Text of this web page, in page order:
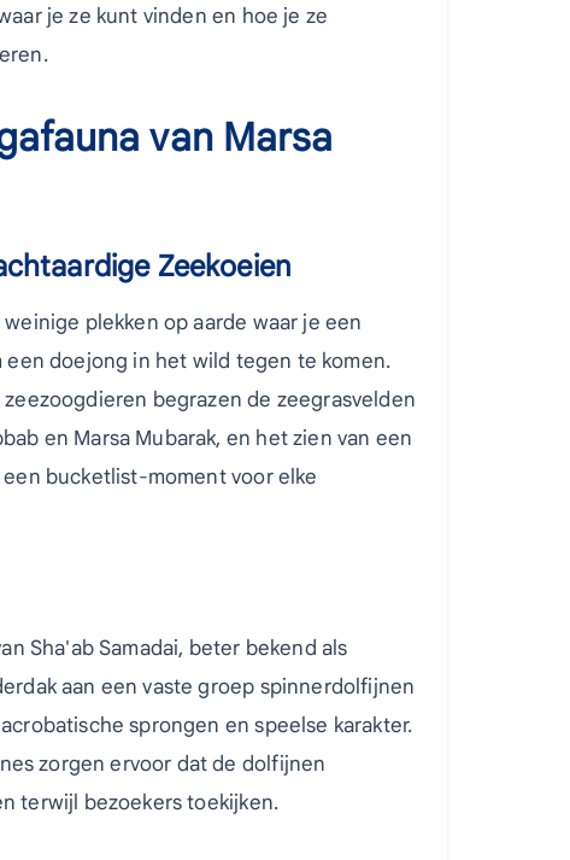
je ze kunt vinden en hoe je ze
van Marsa
Zeekoeien
weinige plekken op aarde waar je een
een doejong in het wild tegen te komen.
begrazen de zeegrasvelden
en Marsa Mubarak, en het zien van een
bucketlist-moment voor elke
Sha'ab Samadai, beter bekend als
aan een vaste groep spinnerdolfijnen
sprongen en speelse karakter.
zorgen ervoor dat de dolfijnen
terwijl bezoekers toekijken.